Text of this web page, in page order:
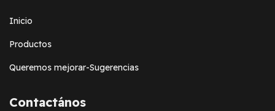
Inicio
Productos
Queremos mejorar-Sugerencias
Contactános